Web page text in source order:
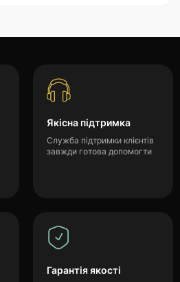
Якісна підтримка
Служба підтримки клієнтів
завжди готова допомогти
Гарантія якості